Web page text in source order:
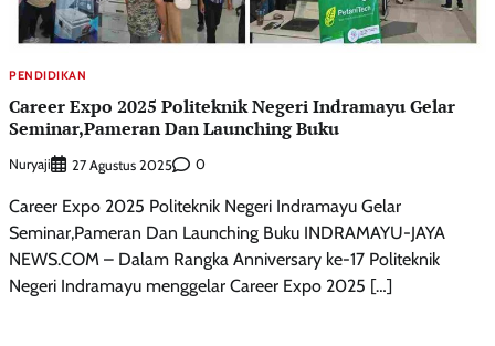
PENDIDIKAN
Career Expo 2025 Politeknik Negeri Indramayu Gelar
Seminar,Pameran Dan Launching Buku
Nuryaji 27 Agustus 2025 0
Career Expo 2025 Politeknik Negeri Indramayu Gelar
Seminar,Pameran Dan Launching Buku INDRAMAYU-JAYA
NEWS.COM – Dalam Rangka Anniversary ke-17 Politeknik
Negeri Indramayu menggelar Career Expo 2025 […]